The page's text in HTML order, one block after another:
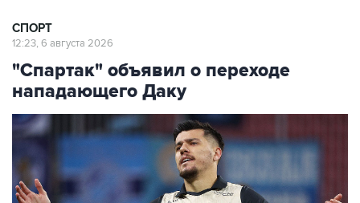
СПОРТ
12:23, 6 августа 2026
"Спартак" объявил о переходе
нападающего Даку